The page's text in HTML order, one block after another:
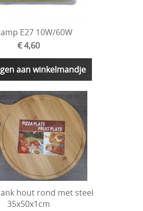
E27 10W/60W
€ 4,60
aan winkelmandje
hout rond met steel
35x50x1cm